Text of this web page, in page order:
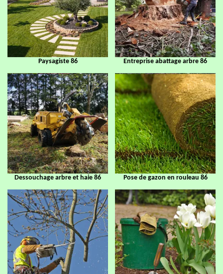
Paysagiste 86 Entreprise abattage arbre 86
Dessouchage arbre et haie 86 Pose de gazon en rouleau 86